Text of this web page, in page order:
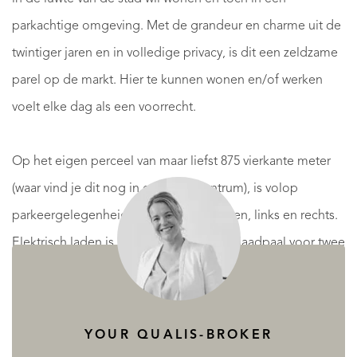
parkachtige omgeving. Met de grandeur en charme uit de
twintiger jaren en in volledige privacy, is dit een zeldzame
parel op de markt. Hier te kunnen wonen en/of werken
voelt elke dag als een voorrecht.
Op het eigen perceel van maar liefst 875 vierkante meter
(waar vind je dit nog in een stadscentrum), is volop
parkeergelegenheid. Er zijn twee opritten, links en rechts.
Elektrisch laden is mogelijk middels de laadpaal voor twee
auto’s. Wel zo fijn, ook voor gasten.
YOUR QUALIS-BROKER